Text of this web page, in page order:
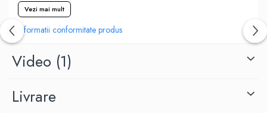
1 x Whisky Jack Daniel’s 0,5 L
1 x Vodka Absolut 0,5 L
3 x Bere Corona
1 x Tabletă ciocolată Heidy
Vezi mai mult
Informatii conformitate produs
Video (1)
Livrare